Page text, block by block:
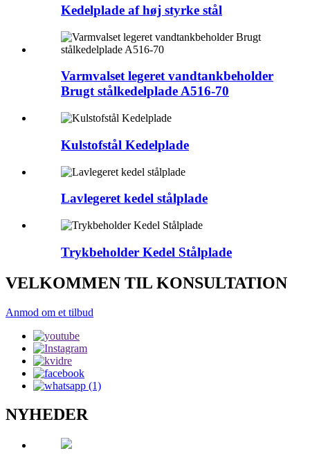
Kedelplade af høj styrke stål
Varmvalset legeret vandtankbeholder
Brugt stålkedelplade A516-70
Kulstofstål Kedelplade
Lavlegeret kedel stålplade
Trykbeholder Kedel Stålplade
VELKOMMEN TIL KONSULTATION
Anmod om et tilbud
NYHEDER